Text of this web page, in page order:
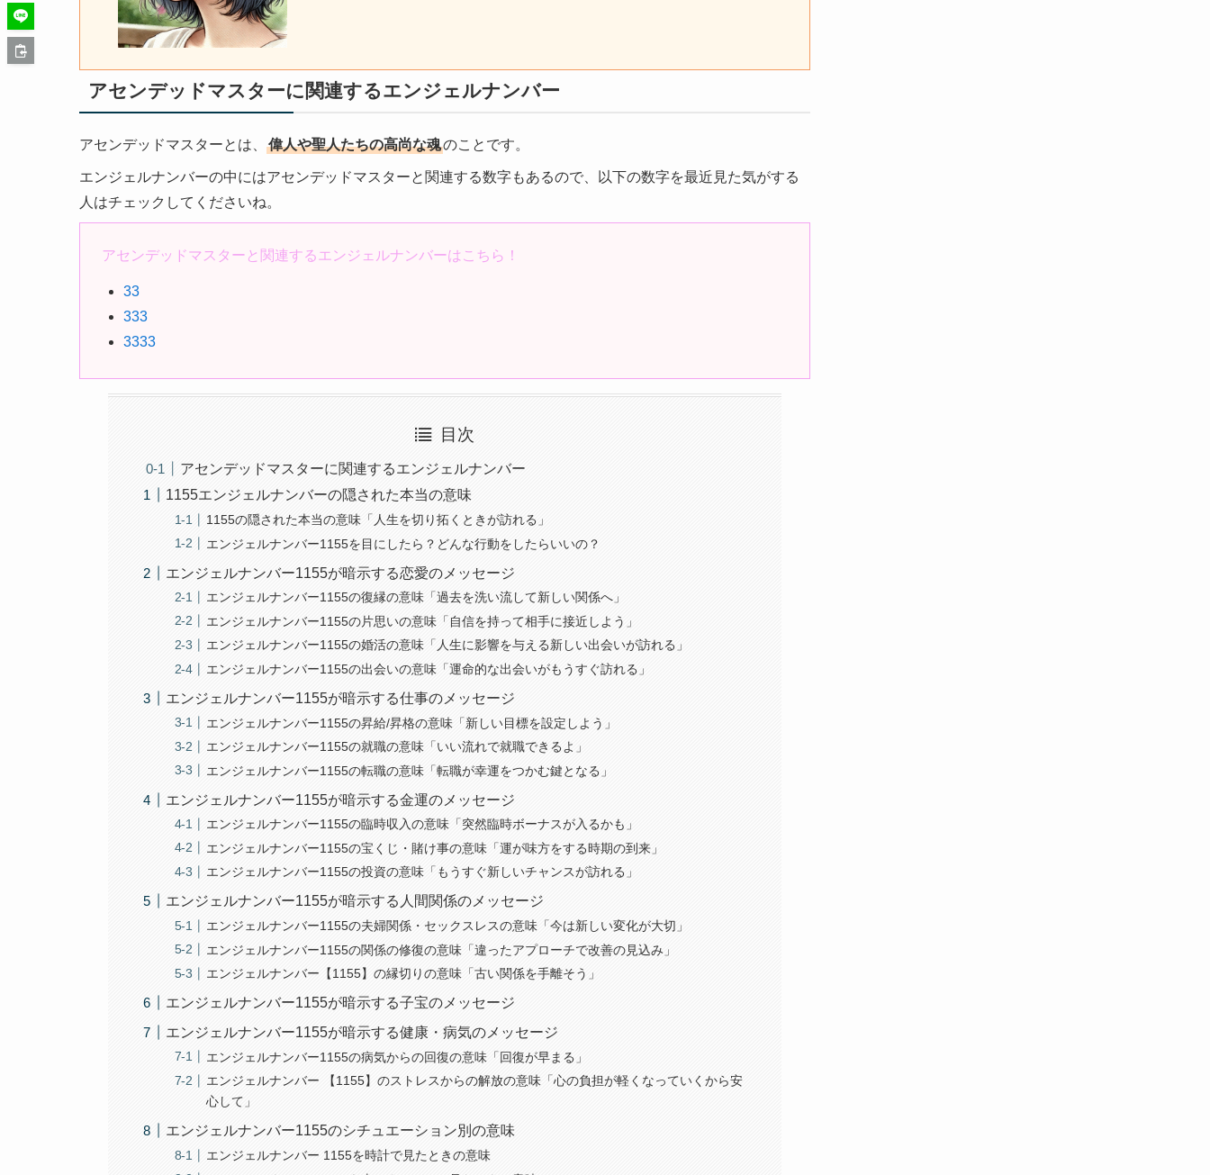
アセンデッドマスターに関連するエンジェルナンバー
アセンデッドマスターとは、 偉人や聖人たちの高尚な魂のことです。
エンジェルナンバーの中にはアセンデッドマスターと関連する数字もあるので、以下の数字を最近見た気がする
人はチェックしてくださいね。
アセンデッドマスターと関連するエンジェルナンバーはこちら！
33
333
3333
目次
アセンデッドマスターに関連するエンジェルナンバー
1155エンジェルナンバーの隠された本当の意味
1155の隠された本当の意味「人生を切り拓くときが訪れる」
エンジェルナンバー1155を目にしたら？どんな行動をしたらいいの？
エンジェルナンバー1155が暗示する恋愛のメッセージ
エンジェルナンバー1155の復縁の意味「過去を洗い流して新しい関係へ」
エンジェルナンバー1155の片思いの意味「自信を持って相手に接近しよう」
エンジェルナンバー1155の婚活の意味「人生に影響を与える新しい出会いが訪れる」
エンジェルナンバー1155の出会いの意味「運命的な出会いがもうすぐ訪れる」
エンジェルナンバー1155が暗示する仕事のメッセージ
エンジェルナンバー1155の昇給/昇格の意味「新しい目標を設定しよう」
エンジェルナンバー1155の就職の意味「いい流れで就職できるよ」
エンジェルナンバー1155の転職の意味「転職が幸運をつかむ鍵となる」
エンジェルナンバー1155が暗示する金運のメッセージ
エンジェルナンバー1155の臨時収入の意味「突然臨時ボーナスが入るかも」
エンジェルナンバー1155の宝くじ・賭け事の意味「運が味方をする時期の到来」
エンジェルナンバー1155の投資の意味「もうすぐ新しいチャンスが訪れる」
エンジェルナンバー1155が暗示する人間関係のメッセージ
エンジェルナンバー1155の夫婦関係・セックスレスの意味「今は新しい変化が大切」
エンジェルナンバー1155の関係の修復の意味「違ったアプローチで改善の見込み」
エンジェルナンバー【1155】の縁切りの意味「古い関係を手離そう」
エンジェルナンバー1155が暗示する子宝のメッセージ
エンジェルナンバー1155が暗示する健康・病気のメッセージ
エンジェルナンバー1155の病気からの回復の意味「回復が早まる」
エンジェルナンバー 【1155】のストレスからの解放の意味「心の負担が軽くなっていくから安
心して」
エンジェルナンバー1155のシチュエーション別の意味
エンジェルナンバー 1155を時計で見たときの意味